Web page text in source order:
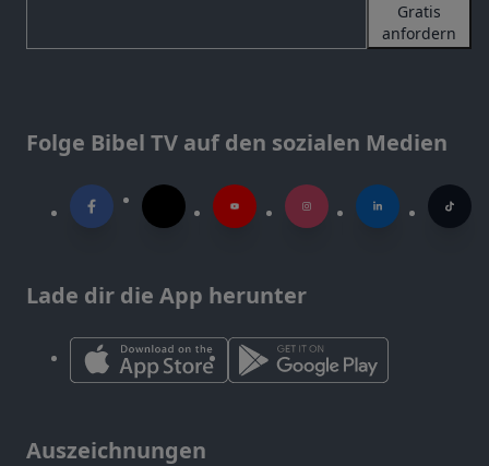
Gratis
anfordern
Folge Bibel TV auf den sozialen Medien
Lade dir die App herunter
Auszeichnungen